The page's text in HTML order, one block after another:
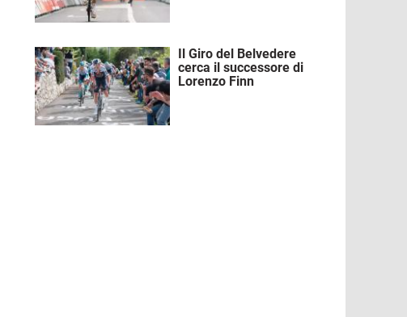
Immagine
Il Giro del Belvedere
cerca il successore di
Lorenzo Finn